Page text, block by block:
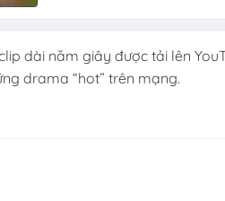
dài năm giây được tải lên
drama “hot” trên mạng.